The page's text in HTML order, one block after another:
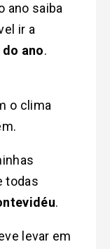
ano saiba
ir a
ano.
o clima
todas
.
levar em